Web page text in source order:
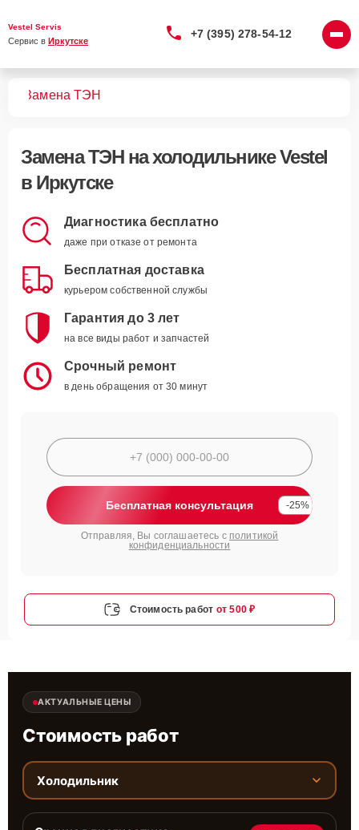
Vestel Servis
Сервис в Иркутске
+7 (395) 278-54-12
Замена ТЭН
Замена ТЭНна холодильнике Vestel
в Иркутске
Диагностика бесплатно
даже при отказе от ремонта
Бесплатная доставка
курьером собственной службы
Гарантия до 3 лет
на все виды работ и запчастей
Срочный ремонт
в день обращения от 30 минут
Бесплатная консультация -25%
Отправляя, Вы соглашаетесь с политикой
конфиденциальности
Стоимость работ от 500 ₽
АКТУАЛЬНЫЕ ЦЕНЫ
Стоимость работ
Холодильник